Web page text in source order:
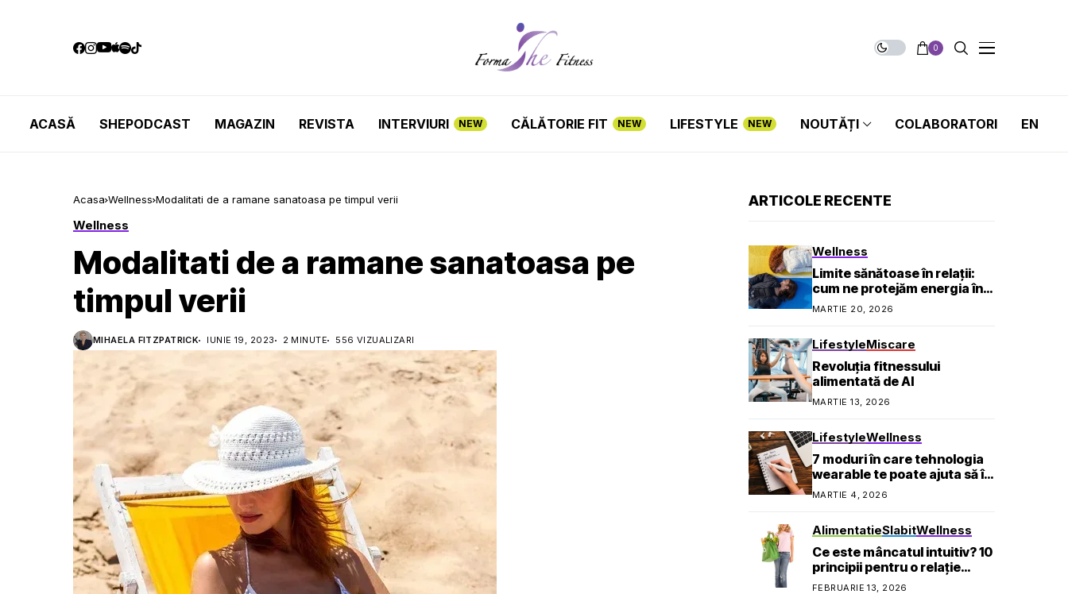
0
ACASĂ SHEPODCAST MAGAZIN REVISTA INTERVIURI NEW CĂLĂTORIE FIT NEW LIFESTYLE NEW NOUTĂȚI COLABORATORI EN
Acasa Wellness Modalitati de a ramane sanatoasa pe timpul verii
Wellness
Modalitati de a ramane sanatoasa pe
timpul verii
MIHAELA FITZPATRICK IUNIE 19, 2023 2 MINUTE 556 VIZUALIZARI
ARTICOLE RECENTE
Wellness
Limite sănătoase în relații:
cum ne protejăm energia în
viața socială și profesională
MARTIE 20, 2026
LifestyleMiscare
Revoluția fitnessului
alimentată de AI
MARTIE 13, 2026
LifestyleWellness
7 moduri în care tehnologia
wearable te poate ajuta să îți
atingi obiectivele de
sănătate
MARTIE 4, 2026
AlimentatieSlabitWellness
Ce este mâncatul intuitiv? 10
principii pentru o relație
sănătoasă cu mâncarea
FEBRUARIE 13, 2026